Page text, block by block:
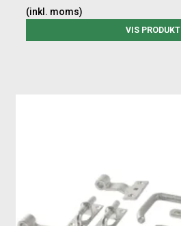
(inkl. moms)
VIS PRODUKT